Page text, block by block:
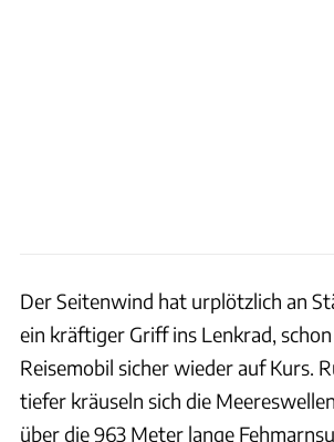
Der Seitenwind hat urplötzlich an
ein kräftiger Griff ins Lenkrad,
Reisemobil sicher wieder auf Kurs.
tiefer kräuseln sich die
über die 963 Meter lange